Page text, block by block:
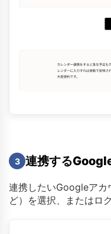
3 連携する
連携したいGoogleアカ
ど）を選択、またはロ